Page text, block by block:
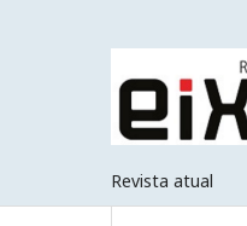
Revista atual